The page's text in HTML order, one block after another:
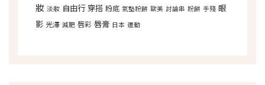
妝 淡妝 自由行 穿搭 粉底 氣墊粉餅 歐美 討論串 粉餅 手殘 眼
影 光澤 減肥 唇彩 唇膏 日本 運動